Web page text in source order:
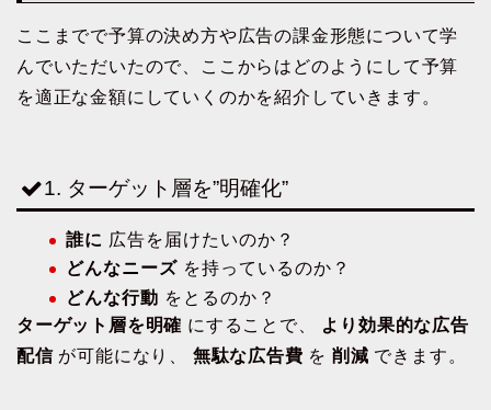
ここまでで予算の決め方や広告の課金形態について学
んでいただいたので、ここからはどのようにして予算
を適正な金額にしていくのかを紹介していきます。
1. ターゲット層を”明確化”
誰に 広告を届けたいのか？
どんなニーズ を持っているのか？
どんな行動 をとるのか？
ターゲット層を明確 にすることで、 より効果的な広告
配信が可能になり、 無駄な広告費 を削減 できます。